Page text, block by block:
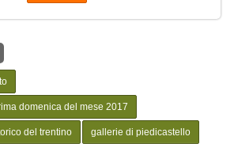
domenica del mese 2017
del trentino gallerie di piedicastello